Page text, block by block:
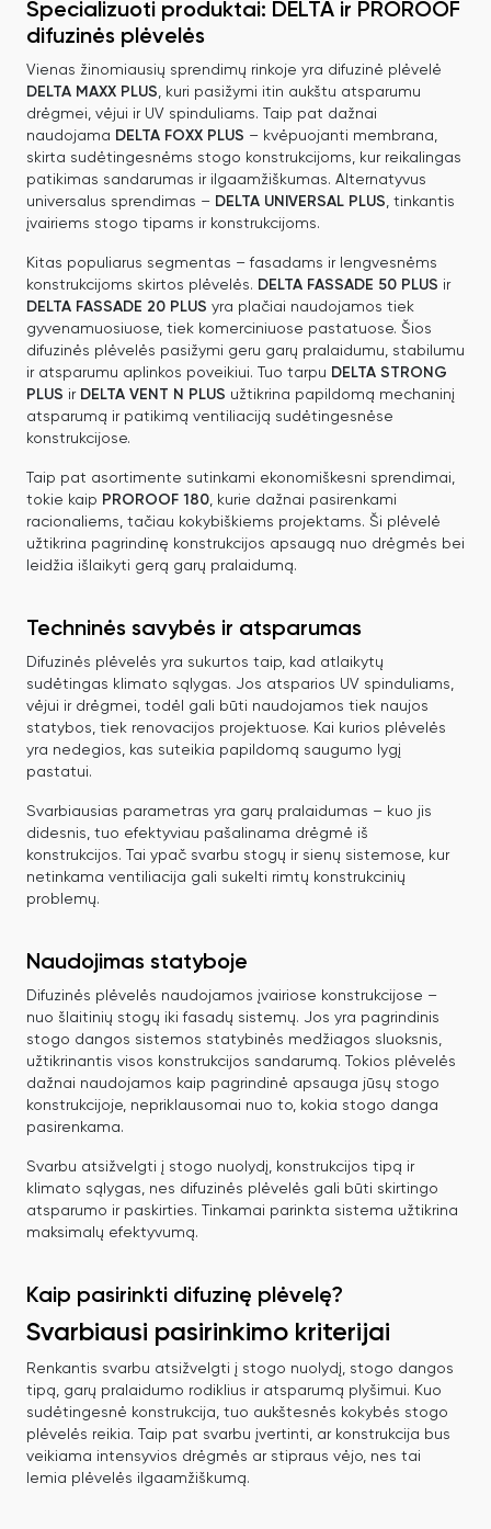
Specializuoti produktai: DELTA ir PROROOF
difuzinės plėvelės
Vienas žinomiausių sprendimų rinkoje yra difuzinė plėvelė
DELTA MAXX PLUS , kuri pasižymi itin aukštu atsparumu
drėgmei, vėjui ir UV spinduliams. Taip pat dažnai
naudojama DELTA FOXX PLUS – kvėpuojanti membrana,
skirta sudėtingesnėms stogo konstrukcijoms, kur reikalingas
patikimas sandarumas ir ilgaamžiškumas. Alternatyvus
universalus sprendimas – DELTA UNIVERSAL PLUS , tinkantis
įvairiems stogo tipams ir konstrukcijoms.
Kitas populiarus segmentas – fasadams ir lengvesnėms
konstrukcijoms skirtos plėvelės. DELTA FASSADE 50 PLUS ir
DELTA FASSADE 20 PLUS yra plačiai naudojamos tiek
gyvenamuosiuose, tiek komerciniuose pastatuose. Šios
difuzinės plėvelės pasižymi geru garų pralaidumu, stabilumu
ir atsparumu aplinkos poveikiui. Tuo tarpu DELTA STRONG
PLUS ir DELTA VENT N PLUS užtikrina papildomą mechaninį
atsparumą ir patikimą ventiliaciją sudėtingesnėse
konstrukcijose.
Taip pat asortimente sutinkami ekonomiškesni sprendimai,
tokie kaip PROROOF 180 , kurie dažnai pasirenkami
racionaliems, tačiau kokybiškiems projektams. Ši plėvelė
užtikrina pagrindinę konstrukcijos apsaugą nuo drėgmės bei
leidžia išlaikyti gerą garų pralaidumą.
Techninės savybės ir atsparumas
Difuzinės plėvelės yra sukurtos taip, kad atlaikytų
sudėtingas klimato sąlygas. Jos atsparios UV spinduliams,
vėjui ir drėgmei, todėl gali būti naudojamos tiek naujos
statybos, tiek renovacijos projektuose. Kai kurios plėvelės
yra nedegios, kas suteikia papildomą saugumo lygį
pastatui.
Svarbiausias parametras yra garų pralaidumas – kuo jis
didesnis, tuo efektyviau pašalinama drėgmė iš
konstrukcijos. Tai ypač svarbu stogų ir sienų sistemose, kur
netinkama ventiliacija gali sukelti rimtų konstrukcinių
problemų.
Naudojimas statyboje
Difuzinės plėvelės naudojamos įvairiose konstrukcijose –
nuo šlaitinių stogų iki fasadų sistemų. Jos yra pagrindinis
stogo dangos sistemos statybinės medžiagos sluoksnis,
užtikrinantis visos konstrukcijos sandarumą. Tokios plėvelės
dažnai naudojamos kaip pagrindinė apsauga jūsų stogo
konstrukcijoje, nepriklausomai nuo to, kokia stogo danga
pasirenkama.
Svarbu atsižvelgti į stogo nuolydį, konstrukcijos tipą ir
klimato sąlygas, nes difuzinės plėvelės gali būti skirtingo
atsparumo ir paskirties. Tinkamai parinkta sistema užtikrina
maksimalų efektyvumą.
Kaip pasirinkti difuzinę plėvelę?
Svarbiausi pasirinkimo kriterijai
Renkantis svarbu atsižvelgti į stogo nuolydį, stogo dangos
tipą, garų pralaidumo rodiklius ir atsparumą plyšimui. Kuo
sudėtingesnė konstrukcija, tuo aukštesnės kokybės stogo
plėvelės reikia. Taip pat svarbu įvertinti, ar konstrukcija bus
veikiama intensyvios drėgmės ar stipraus vėjo, nes tai
lemia plėvelės ilgaamžiškumą.